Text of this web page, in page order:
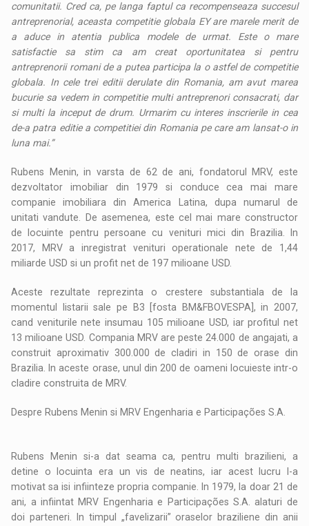
comunitatii. Cred ca, pe langa faptul ca recompenseaza succesul
antreprenorial, aceasta competitie globala EY are marele merit de
a aduce in atentia publica modele de urmat. Este o mare
satisfactie sa stim ca am creat oportunitatea si pentru
antreprenorii romani de a putea participa la o astfel de competitie
globala. In cele trei editii derulate din Romania, am avut marea
bucurie sa vedem in competitie multi antreprenori consacrati, dar
si multi la inceput de drum. Urmarim cu interes inscrierile in cea
de-a patra editie a competitiei din Romania pe care am lansat-o in
luna mai.”
Rubens Menin, in varsta de 62 de ani, fondatorul MRV, este
dezvoltator imobiliar din 1979 si conduce cea mai mare
companie imobiliara din America Latina, dupa numarul de
unitati vandute. De asemenea, este cel mai mare constructor
de locuinte pentru persoane cu venituri mici din Brazilia. In
2017, MRV a inregistrat venituri operationale nete de 1,44
miliarde USD si un profit net de 197 milioane USD.
Aceste rezultate reprezinta o crestere substantiala de la
momentul listarii sale pe B3 [fosta BM&FBOVESPA], in 2007,
cand veniturile nete insumau 105 milioane USD, iar profitul net
13 milioane USD. Compania MRV are peste 24.000 de angajati, a
construit aproximativ 300.000 de cladiri in 150 de orase din
Brazilia. In aceste orase, unul din 200 de oameni locuieste intr-o
cladire construita de MRV.
Despre Rubens Menin si MRV Engenharia e Participações S.A.
Rubens Menin si-a dat seama ca, pentru multi brazilieni, a
detine o locuinta era un vis de neatins, iar acest lucru l-a
motivat sa isi infiinteze propria companie. In 1979, la doar 21 de
ani, a infiintat MRV Engenharia e Participações S.A. alaturi de
doi parteneri. In timpul „favelizarii” oraselor braziliene din anii